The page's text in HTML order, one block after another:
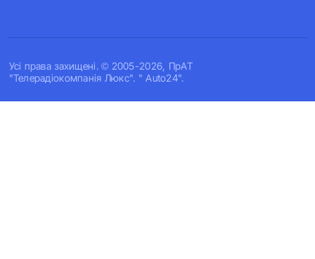
Усi права захищенi. © 2005-2026, ПрАТ
"Телерадіокомпанія Люкс". " Auto24".